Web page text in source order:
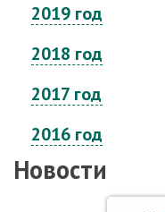
2019 год
2018 год
2017 год
2016 год
Новости